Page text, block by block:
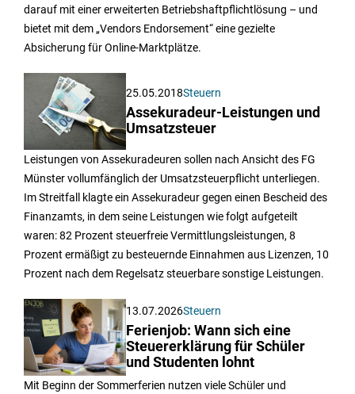
darauf mit einer erweiterten Betriebshaftpflichtlösung – und
bietet mit dem „Vendors Endorsement“ eine gezielte
Absicherung für Online-Marktplätze.
25.05.2018Steuern
Assekuradeur-Leistungen und
Umsatzsteuer
Leistungen von Assekuradeuren sollen nach Ansicht des FG
Münster vollumfänglich der Umsatzsteuerpflicht unterliegen.
Im Streitfall klagte ein Assekuradeur gegen einen Bescheid des
Finanzamts, in dem seine Leistungen wie folgt aufgeteilt
waren: 82 Prozent steuerfreie Vermittlungsleistungen, 8
Prozent ermäßigt zu besteuernde Einnahmen aus Lizenzen, 10
Prozent nach dem Regelsatz steuerbare sonstige Leistungen.
13.07.2026Steuern
Ferienjob: Wann sich eine
Steuererklärung für Schüler
und Studenten lohnt
Mit Beginn der Sommerferien nutzen viele Schüler und